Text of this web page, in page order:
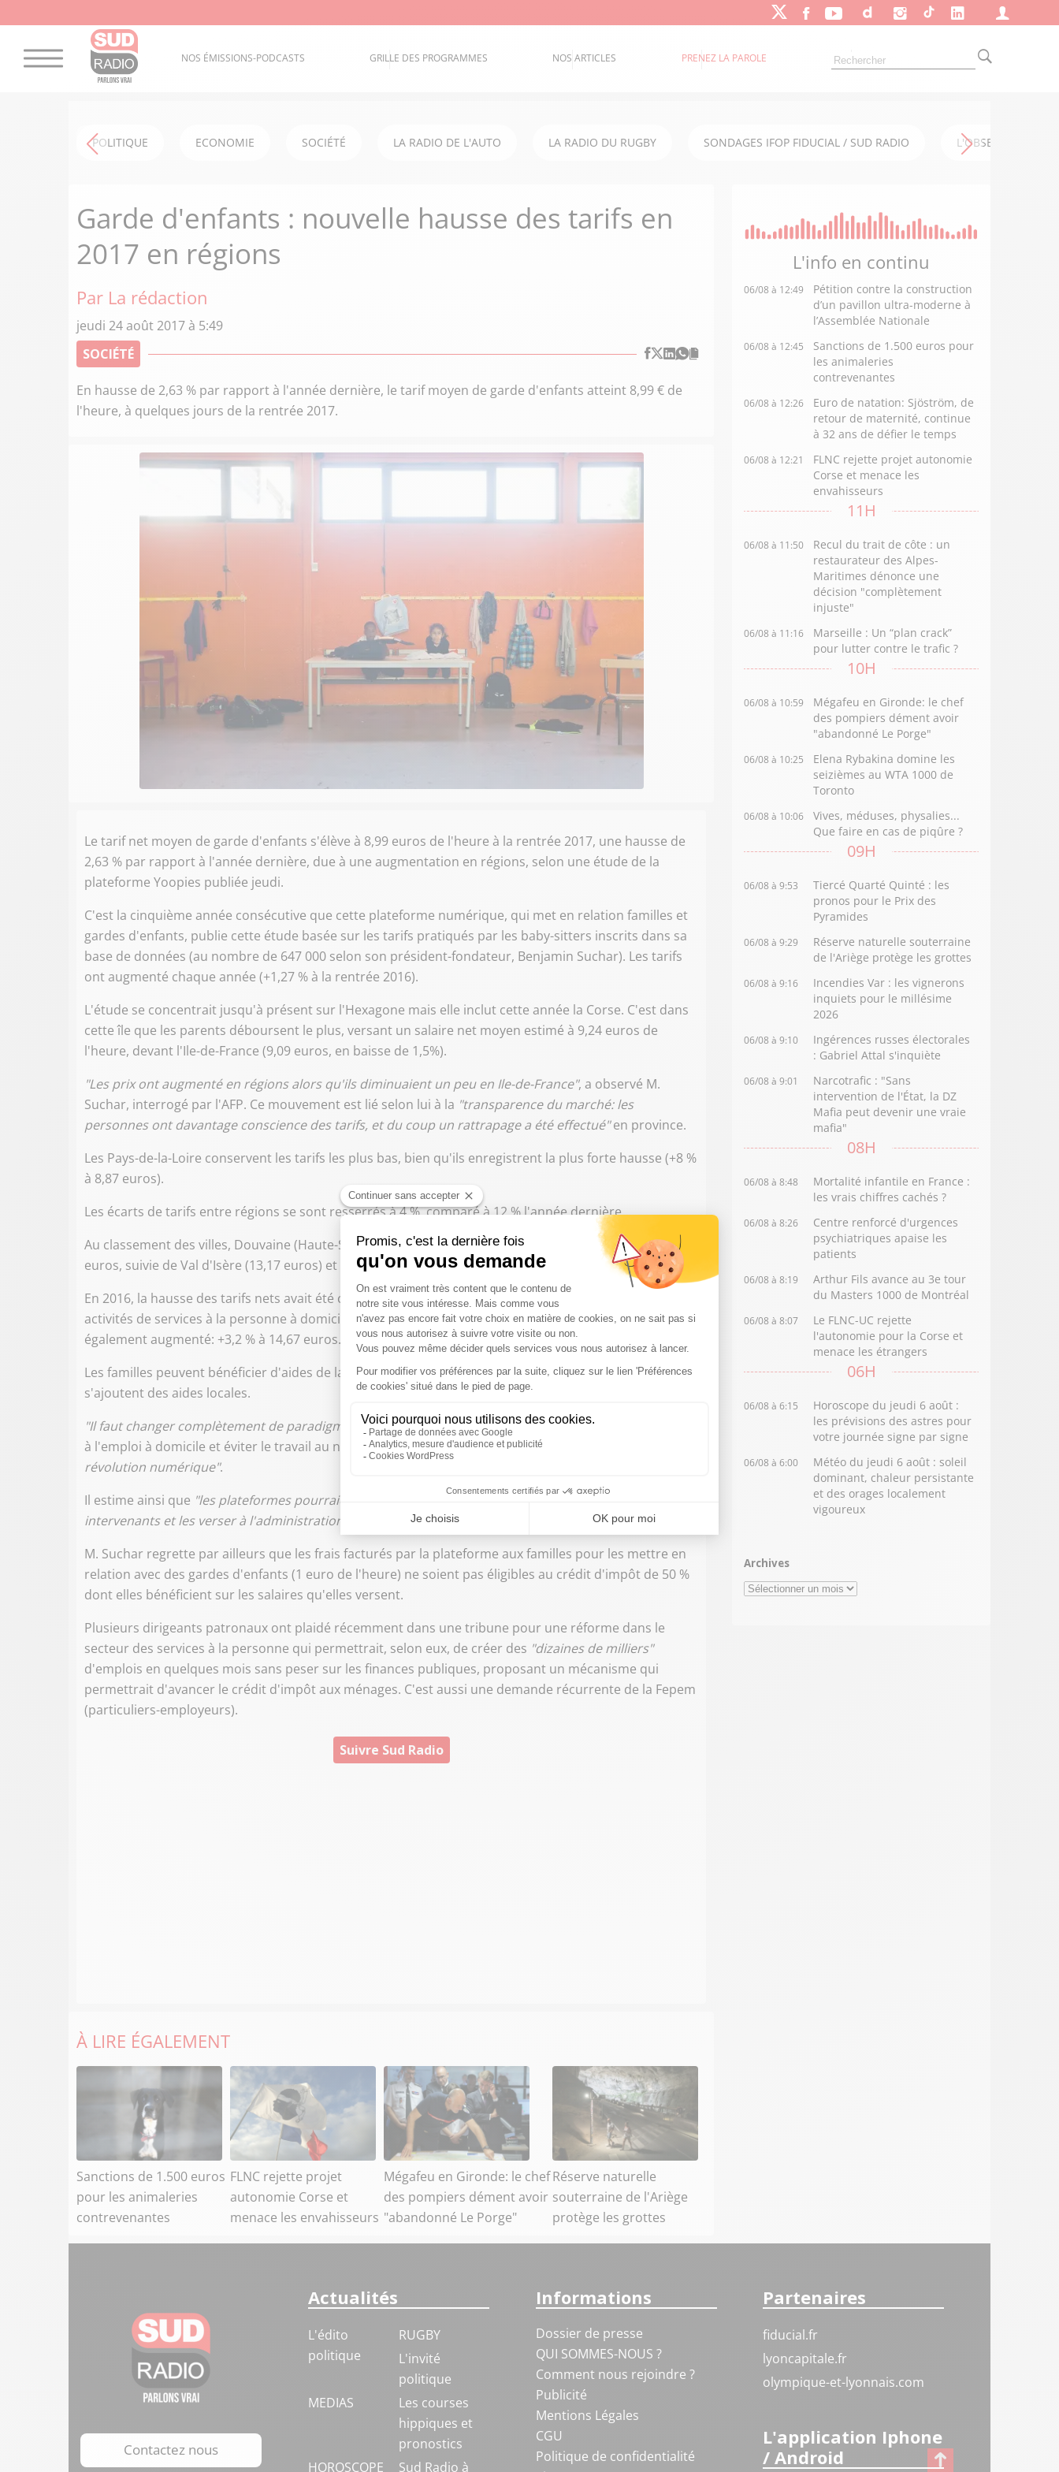
NOS ÉMISSIONS-PODCASTS GRILLE DES PROGRAMMES NOS ARTICLES PRENEZ LA PAROLE
POLITIQUE ECONOMIE SOCIÉTÉ LA RADIO DE L'AUTO LA RADIO DU RUGBY SONDAGES IFOP FIDUCIAL / SUD RADIO L'OBSERVATOIRE
Garde d'enfants : nouvelle hausse des tarifs en
2017 en régions
Par La rédaction
jeudi 24 août 2017 à 5:49
SOCIÉTÉ
En hausse de 2,63 % par rapport à l'année dernière, le tarif moyen de garde d'enfants atteint 8,99 € de
l'heure, à quelques jours de la rentrée 2017.
Le tarif net moyen de garde d'enfants s'élève à 8,99 euros de l'heure à la rentrée 2017, une hausse de
2,63 % par rapport à l'année dernière, due à une augmentation en régions, selon une étude de la
plateforme Yoopies publiée jeudi.
C'est la cinquième année consécutive que cette plateforme numérique, qui met en relation familles et
gardes d'enfants, publie cette étude basée sur les tarifs pratiqués par les baby-sitters inscrits dans sa
base de données (au nombre de 647 000 selon son président-fondateur, Benjamin Suchar). Les tarifs
ont augmenté chaque année (+1,27 % à la rentrée 2016).
L'étude se concentrait jusqu'à présent sur l'Hexagone mais elle inclut cette année la Corse. C'est dans
cette île que les parents déboursent le plus, versant un salaire net moyen estimé à 9,24 euros de
l'heure, devant l'Ile-de-France (9,09 euros, en baisse de 1,5%).
"Les prix ont augmenté en régions alors qu'ils diminuaient un peu en Ile-de-France", a observé M.
Suchar, interrogé par l'AFP. Ce mouvement est lié selon lui à la "transparence du marché: les
personnes ont davantage conscience des tarifs, et du coup un rattrapage a été effectué"en province.
Les Pays-de-la-Loire conservent les tarifs les plus bas, bien qu'ils enregistrent la plus forte hausse (+8 %
à 8,87 euros).
Les écarts de tarifs entre régions se sont resserrés à 4 %, comparé à 12 % l'année dernière.
Au classement des villes, Douvaine (Haute-Savoie) est la plus chère avec un tarif horaire net de 14,24
euros, suivie de Val d'Isère (13,17 euros) et Saint-Tropez (12,57 euros).
En 2016, la hausse des tarifs nets avait été compensée par des allègements de charges pour les
activités de services à la personne à domicile. Mais cette année le tarif moyen, charges incluses, a
également augmenté: +3,2 % à 14,67 euros.
Les familles peuvent bénéficier d'aides de la CAF pour faire garder leurs jeunes enfants, auxquelles
s'ajoutent des aides locales.
"Il faut changer complètement de paradigme"
pour enrayer la hausse des tarifs, augmenter le recours
à l'emploi à domicile et éviter le travail au noir, juge M. Suchar, pour qui le secteur doit être
révolution numérique".
Il estime ainsi que "les plateformes pourraient collecter de manière automatisée les charges de leurs
intervenants et les verser à l'administration"
M. Suchar regrette par ailleurs que les frais facturés par la plateforme aux familles pour les mettre en
relation avec des gardes d'enfants (1 euro de l'heure) ne soient pas éligibles au crédit d'impôt de 50 %
dont elles bénéficient sur les salaires qu'elles versent.
Plusieurs dirigeants patronaux ont plaidé récemment dans une tribune pour une réforme dans le
secteur des services à la personne qui permettrait, selon eux, de créer des "dizaines de milliers"
d'emplois en quelques mois sans peser sur les finances publiques, proposant un mécanisme qui
permettrait d'avancer le crédit d'impôt aux ménages. C'est aussi une demande récurrente de la Fepem
(particuliers-employeurs).
Suivre Sud Radio
À LIRE ÉGALEMENT
Sanctions de 1.500 euros
pour les animaleries
contrevenantes
FLNC rejette projet
autonomie Corse et
menace les envahisseurs
Mégafeu en Gironde: le chef
des pompiers dément avoir
"abandonné Le Porge"
Réserve naturelle
souterraine de l'Ariège
protège les grottes
L'info en continu
06/08 à 12:49
Pétition contre la construction
d’un pavillon ultra-moderne à
l’Assemblée Nationale
06/08 à 12:45
Sanctions de 1.500 euros pour
les animaleries
contrevenantes
06/08 à 12:26
Euro de natation: Sjöström, de
retour de maternité, continue
à 32 ans de défier le temps
06/08 à 12:21
FLNC rejette projet autonomie
Corse et menace les
envahisseurs
11H
06/08 à 11:50
Recul du trait de côte : un
restaurateur des Alpes-
Maritimes dénonce une
décision "complètement
injuste"
06/08 à 11:16
Marseille : Un “plan crack”
pour lutter contre le trafic ?
10H
06/08 à 10:59
Mégafeu en Gironde: le chef
des pompiers dément avoir
"abandonné Le Porge"
06/08 à 10:25
Elena Rybakina domine les
seizièmes au WTA 1000 de
Toronto
06/08 à 10:06
Vives, méduses, physalies...
Que faire en cas de piqûre ?
09H
06/08 à 9:53
Tiercé Quarté Quinté : les
pronos pour le Prix des
Pyramides
06/08 à 9:29
Réserve naturelle souterraine
de l'Ariège protège les grottes
06/08 à 9:16
Incendies Var : les vignerons
inquiets pour le millésime
2026
06/08 à 9:10
Ingérences russes électorales
: Gabriel Attal s'inquiète
06/08 à 9:01
Narcotrafic : "Sans
intervention de l'État, la DZ
Mafia peut devenir une vraie
mafia"
08H
06/08 à 8:48
Mortalité infantile en France :
les vrais chiffres cachés ?
06/08 à 8:26
Centre renforcé d'urgences
psychiatriques apaise les
patients
06/08 à 8:19
Arthur Fils avance au 3e tour
du Masters 1000 de Montréal
06/08 à 8:07
Le FLNC-UC rejette
l'autonomie pour la Corse et
menace les étrangers
06H
06/08 à 6:15
Horoscope du jeudi 6 août :
les prévisions des astres pour
votre journée signe par signe
06/08 à 6:00
Météo du jeudi 6 août : soleil
dominant, chaleur persistante
et des orages localement
vigoureux
Archives
Archives
Contactez nous
Actualités
L'édito
politique
RUGBY
L'invité
politique
MEDIAS
Les courses
hippiques et
pronostics
HOROSCOPE
Sud Radio à
Informations
Dossier de presse
QUI SOMMES-NOUS ?
Comment nous rejoindre ?
Publicité
Mentions Légales
CGU
Politique de confidentialité
Partenaires
fiducial.fr
lyoncapitale.fr
olympique-et-lyonnais.com
L'application Iphone
/ Android